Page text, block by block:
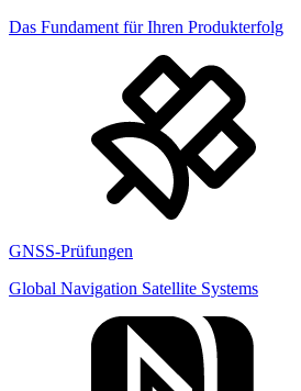
Das Fundament für Ihren Produkterfolg
GNSS-Prüfungen
Global Navigation Satellite Systems